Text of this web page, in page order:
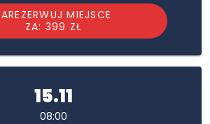
MIEJSCE
ZA: 399 ZŁ
15.11
08:00